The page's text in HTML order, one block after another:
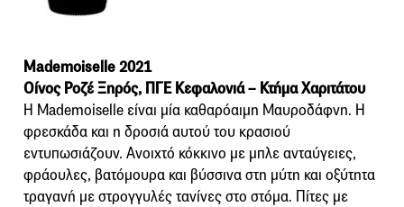
Mademoiselle 2021
Οίνος Ροζέ Ξηρός, ΠΓΕ Κεφαλονιά – Κτήμα Χαριτάτου
Η Mademoiselle είναι μία καθαρόαιμη Μαυροδάφνη. Η
φρεσκάδα και η δροσιά αυτού του κρασιού
εντυπωσιάζουν. Ανοιχτό κόκκινο με μπλε ανταύγειες,
φράουλες, βατόμουρα και βύσσινα στη μύτη και οξύτητα
τραγανή με στρογγυλές τανίνες στο στόμα. Πίτες με